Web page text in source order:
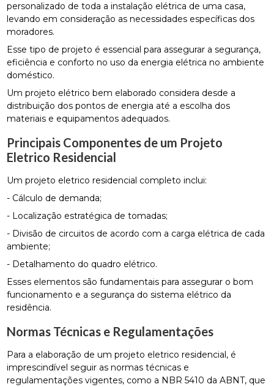
personalizado de toda a instalação elétrica de uma casa,
levando em consideração as necessidades específicas dos
moradores.
Esse tipo de projeto é essencial para assegurar a segurança,
eficiência e conforto no uso da energia elétrica no ambiente
doméstico.
Um projeto elétrico bem elaborado considera desde a
distribuição dos pontos de energia até a escolha dos
materiais e equipamentos adequados.
Principais Componentes de um Projeto
Eletrico Residencial
Um projeto eletrico residencial completo inclui:
- Cálculo de demanda;
- Localização estratégica de tomadas;
- Divisão de circuitos de acordo com a carga elétrica de cada
ambiente;
- Detalhamento do quadro elétrico.
Esses elementos são fundamentais para assegurar o bom
funcionamento e a segurança do sistema elétrico da
residência.
Normas Técnicas e Regulamentações
Para a elaboração de um projeto eletrico residencial, é
imprescindível seguir as normas técnicas e
regulamentações vigentes, como a NBR 5410 da ABNT, que